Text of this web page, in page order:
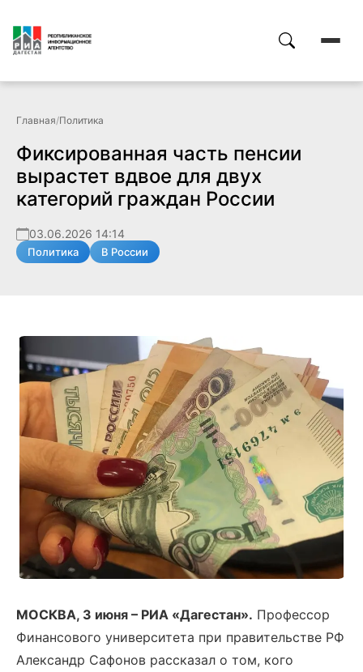
Главная/Политика
Фиксированная часть пенсии
вырастет вдвое для двух
категорий граждан России
03.06.2026 14:14
Политика В России
МОСКВА, 3 июня – РИА «Дагестан». Профессор
Финансового университета при правительстве РФ
Александр Сафонов рассказал о том, кого